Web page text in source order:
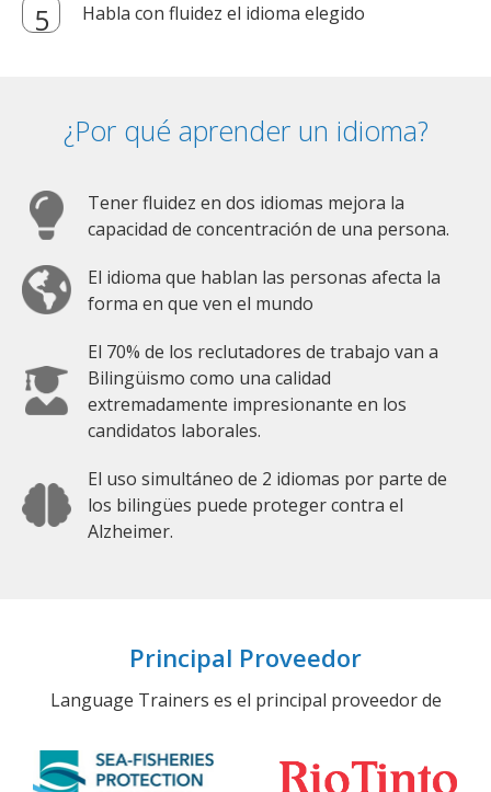
Habla con fluidez el idioma elegido
¿Por qué aprender un idioma?
Tener fluidez en dos idiomas mejora la
capacidad de concentración de una persona.
El idioma que hablan las personas afecta la
forma en que ven el mundo
El 70% de los reclutadores de trabajo van a
Bilingüismo como una calidad
extremadamente impresionante en los
candidatos laborales.
El uso simultáneo de 2 idiomas por parte de
los bilingües puede proteger contra el
Alzheimer.
Principal Proveedor
Language Trainers es el principal proveedor de